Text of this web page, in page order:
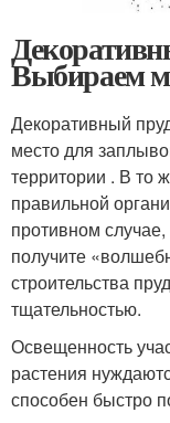
Выбираем
Декоративный
место для
территории . В то
правильной
противном
получите
строительства
тщательностью.
Освещенность
растения
способен быстро